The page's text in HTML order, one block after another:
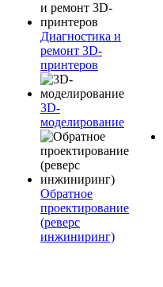
Диагностика и
ремонт 3D-
принтеров
3D-
моделирование
Обратное
проектирование
(реверс
инжиниринг)